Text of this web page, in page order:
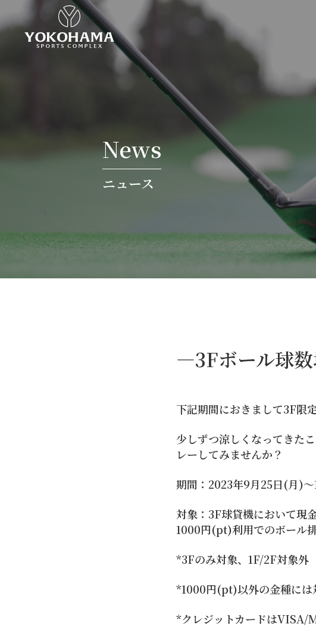
News
ニュース
―3Fボール球数
下記期間におきまして3F限
少しずつ涼しくなってきた
レーしてみませんか？
期間：2023年9月25日(月)
対象：3F球貸機において現
1000円(pt)利用でのボール
*3Fのみ対象、1F/2F対象外
*1000円(pt)以外の金種には
*クレジットカードは